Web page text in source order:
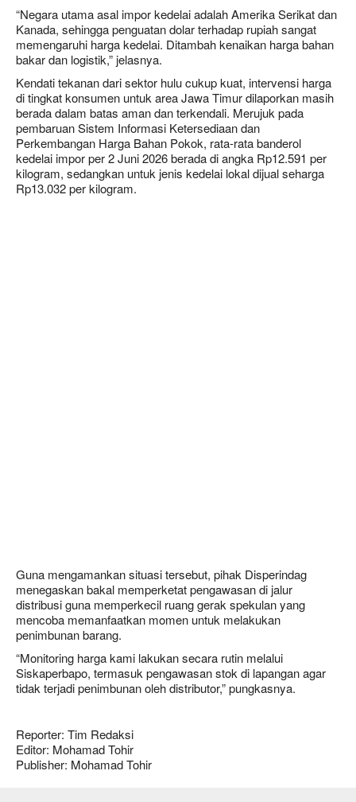
“Negara utama asal impor kedelai adalah Amerika Serikat dan
Kanada, sehingga penguatan dolar terhadap rupiah sangat
memengaruhi harga kedelai. Ditambah kenaikan harga bahan
bakar dan logistik,” jelasnya.
Kendati tekanan dari sektor hulu cukup kuat, intervensi harga
di tingkat konsumen untuk area Jawa Timur dilaporkan masih
berada dalam batas aman dan terkendali. Merujuk pada
pembaruan Sistem Informasi Ketersediaan dan
Perkembangan Harga Bahan Pokok, rata-rata banderol
kedelai impor per 2 Juni 2026 berada di angka Rp12.591 per
kilogram, sedangkan untuk jenis kedelai lokal dijual seharga
Rp13.032 per kilogram.
Guna mengamankan situasi tersebut, pihak Disperindag
menegaskan bakal memperketat pengawasan di jalur
distribusi guna memperkecil ruang gerak spekulan yang
mencoba memanfaatkan momen untuk melakukan
penimbunan barang.
“Monitoring harga kami lakukan secara rutin melalui
Siskaperbapo, termasuk pengawasan stok di lapangan agar
tidak terjadi penimbunan oleh distributor,” pungkasnya.
Reporter: Tim Redaksi
Editor: Mohamad Tohir
Publisher: Mohamad Tohir